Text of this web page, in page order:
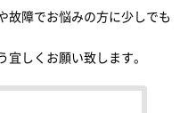
故障でお悩みの方に少しでも
しくお願い致します。